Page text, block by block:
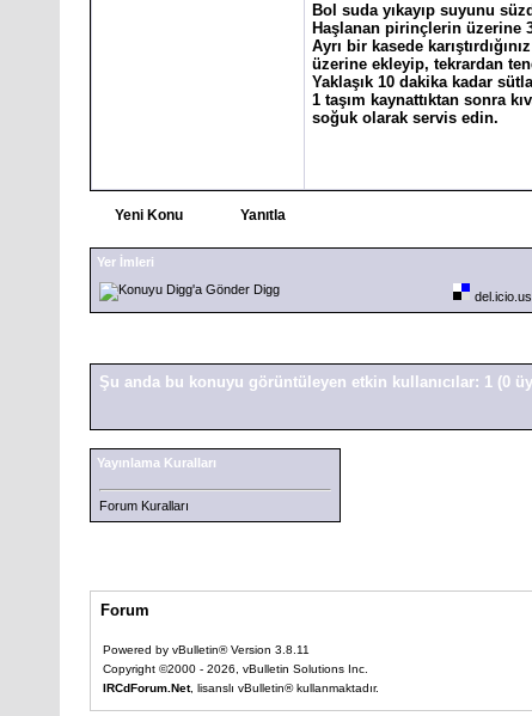
Bol suda yıkayıp suyunu
Haşlanan pirinçlerin üzerine
Ayrı bir kasede
üzerine ekleyip, tekrardan
Yaklaşık 10 dakika kadar
1 taşım kaynattıktan sonra
soğuk olarak servis edin.
Yeni Konu Yanıtla
Yer İmleri
Digg
del.icio.us
Şu anda bu konuyu görüntüleyen etkin kullanıcılar: 1 (0
Yayınlama Kuralları
Forum Kuralları
Forum
Powered by vBulletin® Version 3.8.11
Copyright ©2000 - 2026, vBulletin Solutions Inc.
IRCdForum.Net, lisanslı vBulletin® kullanmaktadır.